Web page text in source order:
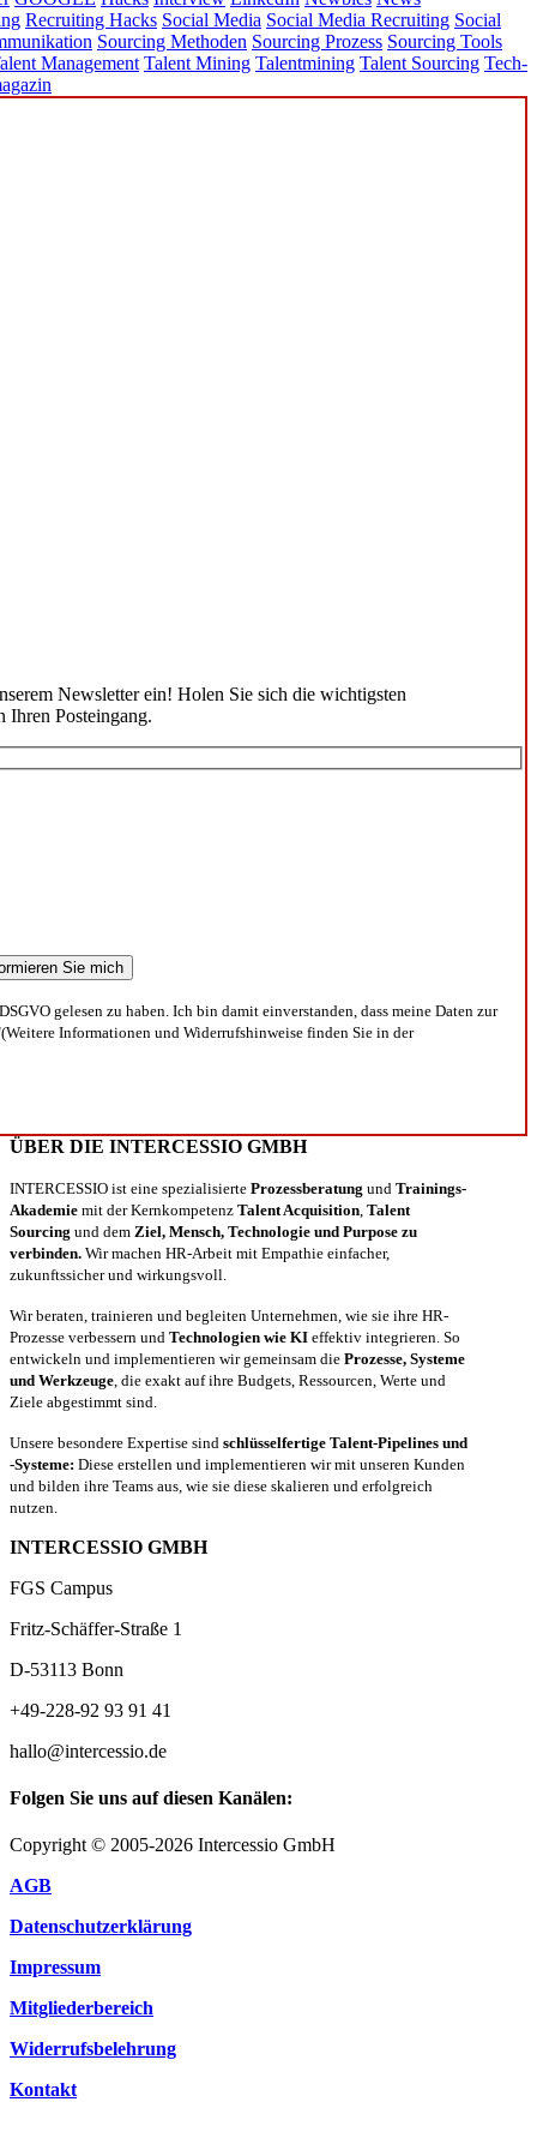
Recruiting Hacks Social Media Social Media Recruiting Social
Sourcing Methoden Sourcing Prozess Sourcing Tools
Management Talent Mining Talentmining Talent Sourcing Tech-
Newsletter ein! Holen Sie sich die wichtigsten
Ihren Posteingang.
gelesen zu haben. Ich bin damit einverstanden, dass meine Daten zur
Informationen und Widerrufshinweise finden Sie in der
ÜBER DIE INTERCESSIO GMBH
INTERCESSIO ist eine spezialisierte Prozessberatung und Trainings-
Akademie mit der Kernkompetenz Talent Acquisition Talent
Sourcing und dem Ziel, Mensch, Technologie und Purpose zu
verbinden. Wir machen HR-Arbeit mit Empathie einfacher,
zukunftssicher und wirkungsvoll.
Wir beraten, trainieren und begleiten Unternehmen, wie sie ihre HR-
Prozesse verbessern und Technologien wie KI effektiv integrieren. So
entwickeln und implementieren wir gemeinsam die Prozesse, Systeme
und Werkzeuge , die exakt auf ihre Budgets, Ressourcen, Werte und
Ziele abgestimmt sind.
Unsere besondere Expertise sind schlüsselfertige Talent-Pipelines und
-Systeme: Diese erstellen und implementieren wir mit unseren Kunden
und bilden ihre Teams aus, wie sie diese skalieren und erfolgreich
nutzen.
INTERCESSIO GMBH
FGS Campus
Fritz-Schäffer-Straße 1
D-53113 Bonn
+49-228-92 93 91 41
hallo@intercessio.de
Folgen Sie uns auf diesen Kanälen:
Copyright © 2005-2026 Intercessio GmbH
AGB
Datenschutzerklärung
Impressum
Mitgliederbereich
Widerrufsbelehrung
Kontakt